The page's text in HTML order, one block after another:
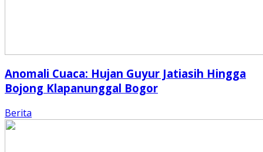
Anomali Cuaca: Hujan Guyur Jatiasih Hingga
Bojong Klapanunggal Bogor
Berita